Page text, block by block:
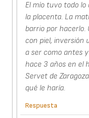
El mío tuvo todo lo
la placenta. La
barrio por hacerlo.
con piel, inversión
a ser como antes
hace 3 años en el
Servet de
qué le haría.
Respuesta